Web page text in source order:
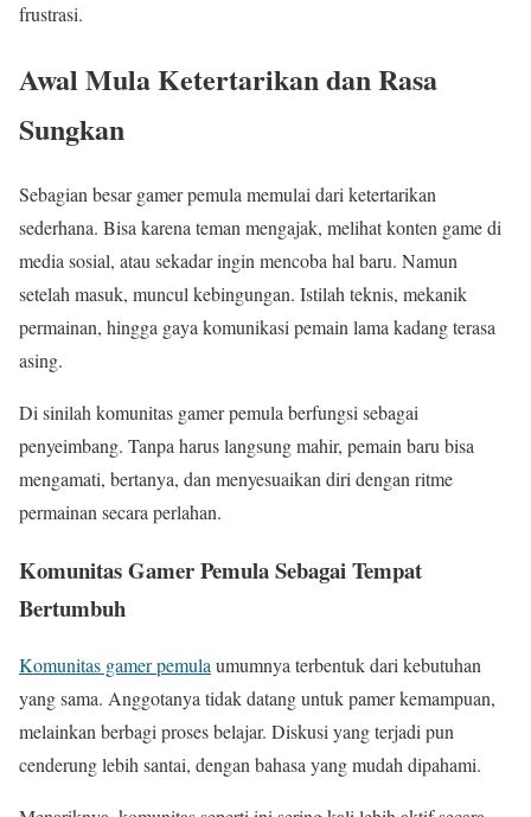
frustrasi.
Awal Mula Ketertarikan dan Rasa
Sungkan
Sebagian besar gamer pemula memulai dari ketertarikan
sederhana. Bisa karena teman mengajak, melihat konten game di
media sosial, atau sekadar ingin mencoba hal baru. Namun
setelah masuk, muncul kebingungan. Istilah teknis, mekanik
permainan, hingga gaya komunikasi pemain lama kadang terasa
asing.
Di sinilah komunitas gamer pemula berfungsi sebagai
penyeimbang. Tanpa harus langsung mahir, pemain baru bisa
mengamati, bertanya, dan menyesuaikan diri dengan ritme
permainan secara perlahan.
Komunitas Gamer Pemula Sebagai Tempat
Bertumbuh
Komunitas gamer pemulaumumnya terbentuk dari kebutuhan
yang sama. Anggotanya tidak datang untuk pamer kemampuan,
melainkan berbagi proses belajar. Diskusi yang terjadi pun
cenderung lebih santai, dengan bahasa yang mudah dipahami.